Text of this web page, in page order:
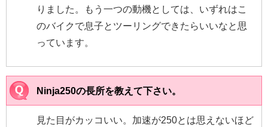
りました。もう一つの動機としては、いずれはこ
のバイクで息子とツーリングできたらいいなと思
っています。
Ninja250の長所を教えて下さい。
見た目がカッコいい。加速が250とは思えないほど